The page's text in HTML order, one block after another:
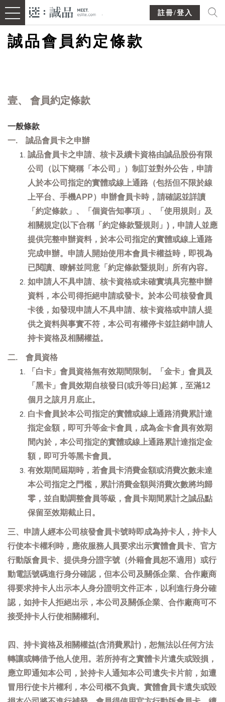
註冊/登入
誠品會員約定條款
壹、 會員約定條款
一般條款
一. 誠品會員卡之申辦
誠品會員卡之申請、核卡及續卡資格由誠品股份有限
公司（以下簡稱「本公司」）制訂並對外公告，申請
人於本公司指定的實體或線上通路（包括但不限於線
上平台、手機APP）申辦會員卡時，請確認並詳讀
「約定條款」、「個資告知事項」、「使用規則」及
相關規定(以下合稱「約定條款暨規則」)，申請人並應
提供完整申辦資料，於本公司指定的實體或線上通路
完成申辦。申請人開始使用本會員卡權益時，即視為
已閱讀、瞭解並同意「約定條款暨規則」所有內容。
如申請人不具申請、核卡資格或未確實填具完整申辦
資料，本公司得拒絕申請或發卡。於本公司核發會員
卡後，如發現申請人不具申請、核卡資格或申請人提
供之資料與事實不符，本公司有權停卡並註銷申請人
持卡資格及相關權益。
二. 會員資格
「白卡」會員資格無有效期間限制。「金卡」會員及
「黑卡」會員效期自核發日(或升等日)起算，至滿12
個月之該月月底止。
白卡會員於本公司指定的實體或線上通路消費累計達
指定金額，即可升等金卡會員，成為金卡會員有效期
間內於，本公司指定的實體或線上通路累計達指定金
額，即可升等黑卡會員。
有效期間屆期時，若會員卡消費金額或消費次數未達
本公司指定之門檻，累計消費金額與消費次數將均歸
零，並自動調整會員等級，會員卡期間累計之誠品點
保留至效期截止日。
三、申請人經本公司核發會員卡號時即成為持卡人，持卡人
行使本卡權利時，應依服務人員要求出示實體會員卡、官方
行動版會員卡、提供身分證字號（外籍會員恕不適用）或行
動電話號碼進行身分確認，但本公司及關係企業、合作廠商
得要求持卡人出示本人身分證明文件正本，以利進行身分確
認，如持卡人拒絕出示，本公司及關係企業、合作廠商可不
接受持卡人行使相關權利。
四、持卡資格及相關權益(含消費累計)，恕無法以任何方法
轉讓或轉借予他人使用。若所持有之實體卡片遺失或毀損，
應立即通知本公司，於持卡人通知本公司遺失卡片前，如遭
冒用行使卡片權利，本公司概不負責。實體會員卡遺失或毀